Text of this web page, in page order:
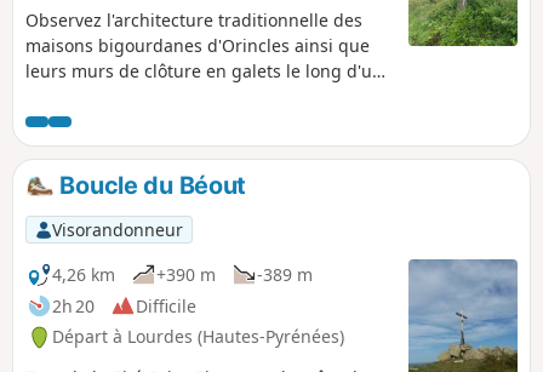
Observez l'architecture traditionnelle des
maisons bigourdanes d'Orincles ainsi que
leurs murs de clôture en galets le long d'un
demi-journée tout en flânant. Du haut des
côteaux vous profiterez de la belle vue sur la
chaîne des Pyrénées. Ce parcours de balade
peut se faire en marche nordique en un peu
moins de 2 h sans trop traîner.
Boucle du Béout
Visorandonneur
4,26 km
+390 m
-389 m
2h 20
Difficile
Départ à Lourdes (Hautes-Pyrénées)